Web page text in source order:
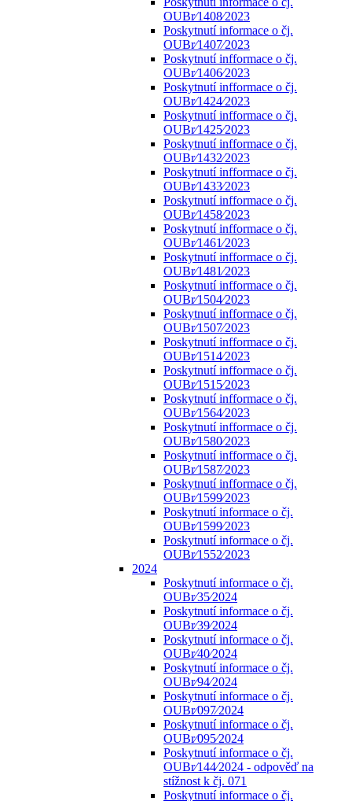
OUBr⁄1408⁄2023
Poskytnutí informace o čj.
OUBr⁄1407⁄2023
Poskytnutí infformace o čj.
OUBr⁄1406⁄2023
Poskytnutí infformace o čj.
OUBr⁄1424⁄2023
Poskytnutí infformace o čj.
OUBr⁄1425⁄2023
Poskytnutí infformace o čj.
OUBr⁄1432⁄2023
Poskytnutí infformace o čj.
OUBr⁄1433⁄2023
Poskytnutí infformace o čj.
OUBr⁄1458⁄2023
Poskytnutí infformace o čj.
OUBr⁄1461⁄2023
Poskytnutí infformace o čj.
OUBr⁄1481⁄2023
Poskytnutí infformace o čj.
OUBr⁄1504⁄2023
Poskytnutí infformace o čj.
OUBr⁄1507⁄2023
Poskytnutí infformace o čj.
OUBr⁄1514⁄2023
Poskytnutí infformace o čj.
OUBr⁄1515⁄2023
Poskytnutí infformace o čj.
OUBr⁄1564⁄2023
Poskytnutí infformace o čj.
OUBr⁄1580⁄2023
Poskytnutí infformace o čj.
OUBr⁄1587⁄2023
Poskytnutí infformace o čj.
OUBr⁄1599⁄2023
Poskytnutí informace o čj.
OUBr⁄1599⁄2023
Poskytnutí informace o čj.
OUBr⁄1552⁄2023
2024
Poskytnutí informace o čj.
OUBr⁄35⁄2024
Poskytnutí informace o čj.
OUBr⁄39⁄2024
Poskytnutí informace o čj.
OUBr⁄40⁄2024
Poskytnutí informace o čj.
OUBr⁄94⁄2024
Poskytnutí informace o čj.
OUBr⁄097⁄2024
Poskytnutí informace o čj.
OUBr⁄095⁄2024
Poskytnutí informace o čj.
OUBr⁄144⁄2024 - odpověď na
stížnost k čj. 071
Poskytnutí informace o čj.